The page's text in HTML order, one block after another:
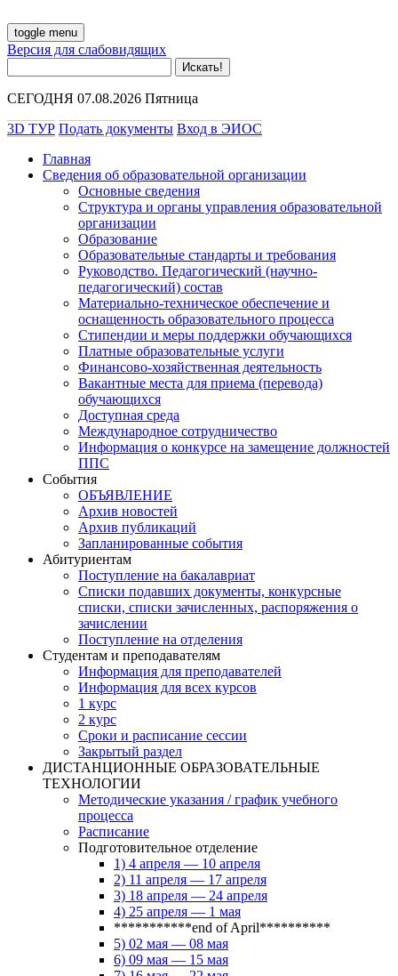
toggle menu
Версия для слабовидящих
СЕГОДНЯ 07.08.2026 Пятница
3D ТУР Подать документы Вход в ЭИОС
Главная
Сведения об образовательной организации
Основные сведения
Структура и органы управления образовательной
организации
Образование
Образовательные стандарты и требования
Руководство. Педагогический (научно-
педагогический) состав
Материально-техническое обеспечение и
оснащенность образовательного процесса
Стипендии и меры поддержки обучающихся
Платные образовательные услуги
Финансово-хозяйственная деятельность
Вакантные места для приема (перевода)
обучающихся
Доступная среда
Международное сотрудничество
Информация о конкурсе на замещение должностей
ППС
События
ОБЪЯВЛЕНИЕ
Архив новостей
Архив публикаций
Запланированные события
Абитуриентам
Поступление на бакалавриат
Списки подавших документы, конкурсные
списки, списки зачисленных, распоряжения о
зачислении
Поступление на отделения
Студентам и преподавателям
Информация для преподавателей
Информация для всех курсов
1 курс
2 курс
Сроки и расписание сессии
Закрытый раздел
ДИСТАНЦИОННЫЕ ОБРАЗОВАТЕЛЬНЫЕ
ТЕХНОЛОГИИ
Методические указания / график учебного
процесса
Расписание
Подготовительное отделение
1) 4 апреля — 10 апреля
2) 11 апреля — 17 апреля
3) 18 апреля — 24 апреля
4) 25 апреля — 1 мая
***********end of April**********
5) 02 мая — 08 мая
6) 09 мая — 15 мая